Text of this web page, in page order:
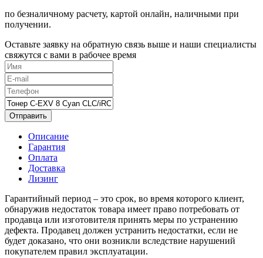
по безналичному расчету, картой онлайн, наличными при
получении.
Оставьте заявку на обратную связь выше и наши специалисты
свяжутся с вами в рабочее время
Отправить
Описание
Гарантия
Оплата
Доставка
Лизинг
Гарантийный период – это срок, во время которого клиент,
обнаружив недостаток товара имеет право потребовать от
продавца или изготовителя принять меры по устранению
дефекта. Продавец должен устранить недостатки, если не
будет доказано, что они возникли вследствие нарушений
покупателем правил эксплуатации.